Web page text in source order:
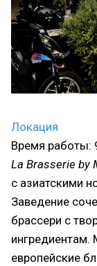
Локация
Время работы:
La Brasserie by
с азиатскими
Заведение
брассери с
ингредиентам.
европейские